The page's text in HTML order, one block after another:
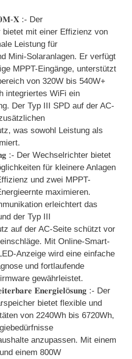
𝐗 :- Der
mit einer Effizienz von
Leistung für
Mini-Solaranlagen. Er verfügt
MPPT-Eingänge, unterstützt
von 320W bis 540W+
integriertes WiFi ein
Der Typ III SPD auf der AC-
was sowohl Leistung als
:- Der Wechselrichter bietet
für kleinere Anlagen
und zwei MPPT-
maximieren.
erleichtert das
der Typ III
auf der AC-Seite schützt vor
Mit Online-Smart-
Anzeige wird eine einfache
und fortlaufende
gewährleistet.
𝐄𝐧𝐞𝐫𝐠𝐢𝐞𝐥ö𝐬𝐮𝐧𝐠 :- Der
bietet flexible und
von 2240Wh bis 6720Wh,
anzupassen. Mit einem
einem 800W